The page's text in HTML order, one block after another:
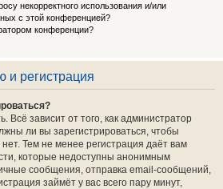
некорректного использования и/или
с этой конференцией?
конференции?
и регистрация
Всё зависит от того, как администратор
ли вы зарегистрироваться, чтобы
Тем не менее регистрация даёт вам
которые недоступны анонимным
сообщения, отправка email-сообщений,
займёт у вас всего пару минут,